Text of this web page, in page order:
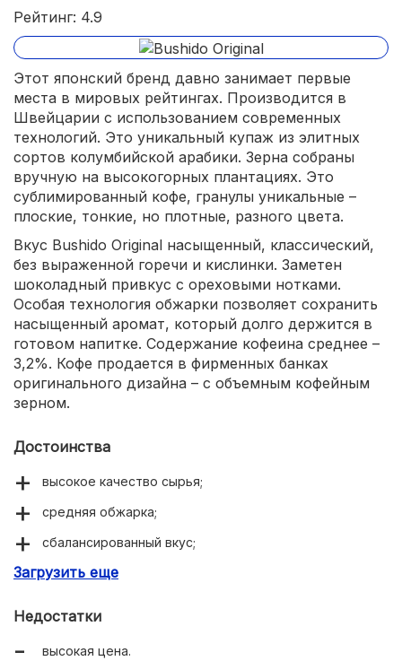
Рейтинг: 4.9
Этот японский бренд давно занимает первые
места в мировых рейтингах. Производится в
Швейцарии с использованием современных
технологий. Это уникальный купаж из элитных
сортов колумбийской арабики. Зерна собраны
вручную на высокогорных плантациях. Это
сублимированный кофе, гранулы уникальные –
плоские, тонкие, но плотные, разного цвета.
Вкус Bushido Original насыщенный, классический,
без выраженной горечи и кислинки. Заметен
шоколадный привкус с ореховыми нотками.
Особая технология обжарки позволяет сохранить
насыщенный аромат, который долго держится в
готовом напитке. Содержание кофеина среднее –
3,2%. Кофе продается в фирменных банках
оригинального дизайна – с объемным кофейным
зерном.
Достоинства
высокое качество сырья;
средняя обжарка;
сбалансированный вкус;
интенсивный аромат;
Загрузить еще
Недостатки
высокая цена.